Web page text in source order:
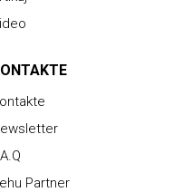
Partner